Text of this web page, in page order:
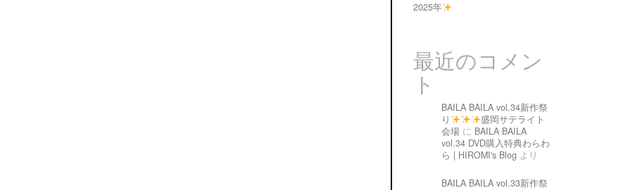
2025年
最近のコメン
ト
BAILA BAILA vol.34新作祭
り
盛岡サテライト
会場 に BAILA BAILA
vol.34 DVD購入特典わらわ
ら | HIROMI's Blog より
BAILA BAILA vol.33新作祭